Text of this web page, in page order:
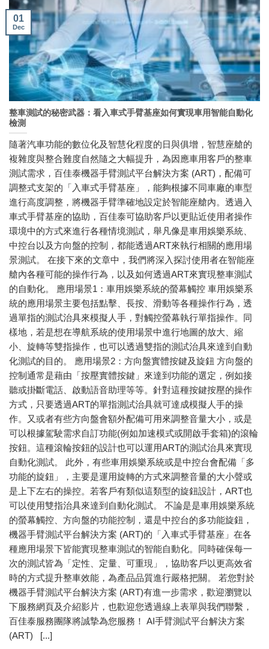
整車測試的秘密武器：看入車式手臂基座如何實現車用智能自動化
檢測
隨著汽車功能的數位化及智慧化程度的日與俱增，智慧座艙的
複雜度與整合難度自然隨之大幅提升，為因應車用客戶的整車
測試需求，百佳泰機器手臂測試平台解決方案 (ART)，配備可
調整式支架的「入車式手臂基座」，能夠根據不同車廠的車型
進行高度調整，將機器手臂準確地設定於智能座艙內。透過入
車式手臂基座的協助，百佳泰可協助客戶以更貼近使用者操作
環境中的方式來進行各種情境測試，舉凡像是車用娛樂系統、
中控台以及方向盤的控制，都能透過ART來執行相關的應用場
景測試。 在接下來的文章中，我們將深入探討使用者在智能座
艙內各種可能的操作行為，以及如何透過ART來實現整車測試
的自動化。 應用場景1：車用娛樂系統的螢幕觸控 車用娛樂系
統的應用場景主要包括點擊、長按、滑動等各種操作行為，透
過單指的測試治具來模擬人手，對觸控螢幕執行單指操作。同
樣地，若是想在導航系統的使用場景中進行地圖的放大、縮
小、旋轉等雙指操作，也可以透過雙指的測試治具來達到自動
化測試的目的。 應用場景2：方向盤實體按鍵及旋鈕 方向盤的
控制通常是藉由「按壓實體按鍵」來達到功能的選定，例如接
聽或掛斷電話、啟動語音助理等等。針對這種按鍵按壓的操作
方式，只要透過ART的單指測試治具就可達成模擬人手的操
作。又或者有些方向盤會額外配備可用來調整音量大小，或是
可以根據駕駛需求自訂功能(例如加速模式或開啟手套箱)的滾輪
按鈕。這種滾輪按鈕的設計也可以運用ART的測試治具來實現
自動化測試。 此外，有些車用娛樂系統或是中控台會配備「多
功能的旋鈕」，主要是運用旋轉的方式來調整音量的大小聲或
是上下左右的操控。若客戶有類似這類型的旋鈕設計，ART也
可以使用雙指治具來達到自動化測試。 不論是是車用娛樂系統
的螢幕觸控、方向盤的功能控制，還是中控台的多功能旋鈕，
機器手臂測試平台解決方案 (ART)的「入車式手臂基座」在各
種應用場景下皆能實現整車測試的智能自動化。同時確保每一
次的測試皆為「定性、定量、可重現」，協助客戶以更高效省
時的方式提升整車效能，為產品品質進行嚴格把關。 若您對於
機器手臂測試平台解決方案 (ART)有進一步需求，歡迎瀏覽以
下服務網頁及介紹影片，也歡迎您透過線上表單與我們聯繫，
百佳泰服務團隊將誠摯為您服務！ AI手臂測試平台解決方案
(ART) [...]
01
Dec